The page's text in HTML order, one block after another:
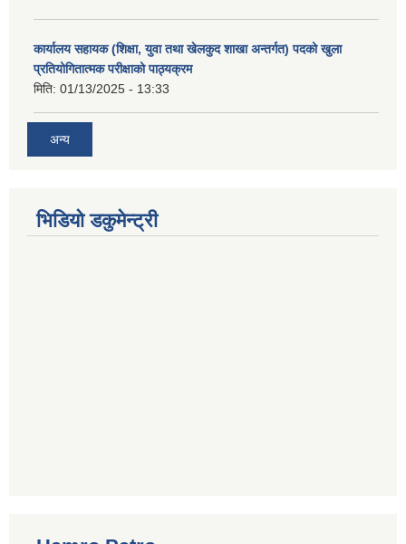
कार्यालय सहायक (शिक्षा, युवा तथा खेलकुद शाखा अन्तर्गत) पदको खुला
प्रतियोगितात्मक परीक्षाको पाठ्यक्रम
मिति: 01/13/2025 - 13:33
अन्य
भिडियो डकुमेन्ट्री